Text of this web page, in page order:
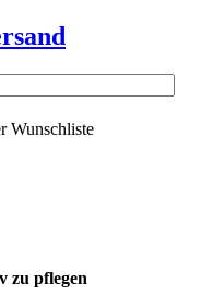
Wunschliste
zu pflegen